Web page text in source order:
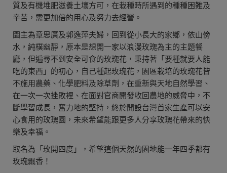
質及有機堆肥滋養土壤方可，在栽種時所遇到的種種困難及
辛苦，需更加倍的用心及努力去經營。
園主為章思廣及郭逸萍夫婦，回到從小長大的家鄉，依山傍
水，純樸幽靜，原本是想開一家以浪漫玫瑰為主的主題餐
廳，但遍尋不到安全可食的玫瑰花，秉持著「要種就要人能
吃的東西」的初心，自己種起玫瑰花，園區栽培的玫瑰花皆
不施用農藥、化學肥料及除草劑，在重新與天地自然學習、
在一次一次挫敗裡、在面對官商開發收回農地的威脅中，不
斷學習成長，奮力地的堅持，終於開設台灣首家生產可以安
心食用的玫瑰園，未來希望能跟更多人分享玫瑰花帶來的快
樂及幸福。
取名為「玫開四度」，希望這個天然的園地能一年四季都有
玫瑰飄香！